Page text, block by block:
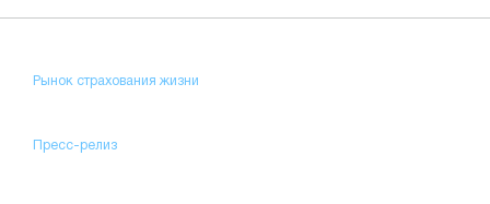
Рынок страхования жизни
Пресс-релиз